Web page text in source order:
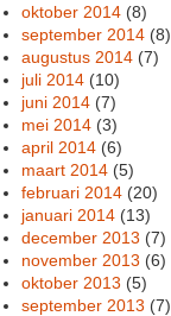
oktober 2014 (8)
september 2014 (8)
augustus 2014 (7)
juli 2014 (10)
juni 2014 (7)
mei 2014 (3)
april 2014 (6)
maart 2014 (5)
februari 2014 (20)
januari 2014 (13)
december 2013 (7)
november 2013 (6)
oktober 2013 (5)
september 2013 (7)